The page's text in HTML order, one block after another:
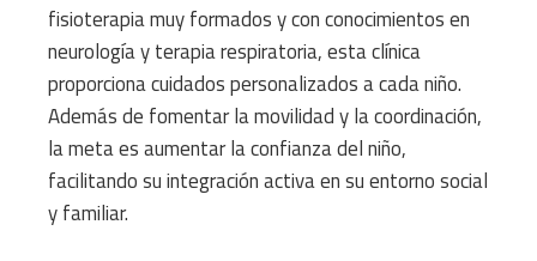
fisioterapia muy formados y con conocimientos en
neurología y terapia respiratoria, esta clínica
proporciona cuidados personalizados a cada niño.
Además de fomentar la movilidad y la coordinación,
la meta es aumentar la confianza del niño,
facilitando su integración activa en su entorno social
y familiar.